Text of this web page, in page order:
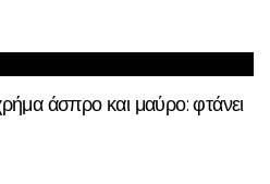
άσπρο και μαύρο: φτάνει